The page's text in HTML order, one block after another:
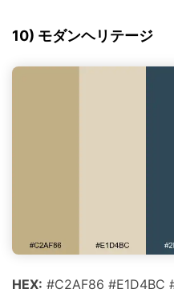
10) モダンヘリテージ
HEX: #C2AF86 #E1D4BC